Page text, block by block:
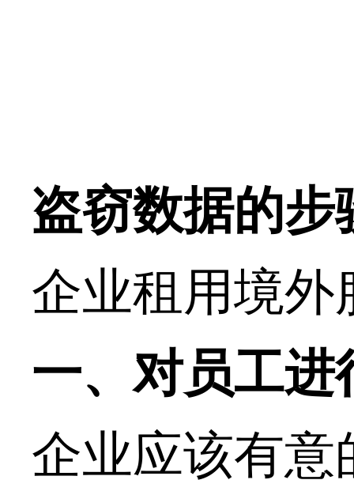
盗窃数据的步
企业租用境外
一、对员工
企业应该有意